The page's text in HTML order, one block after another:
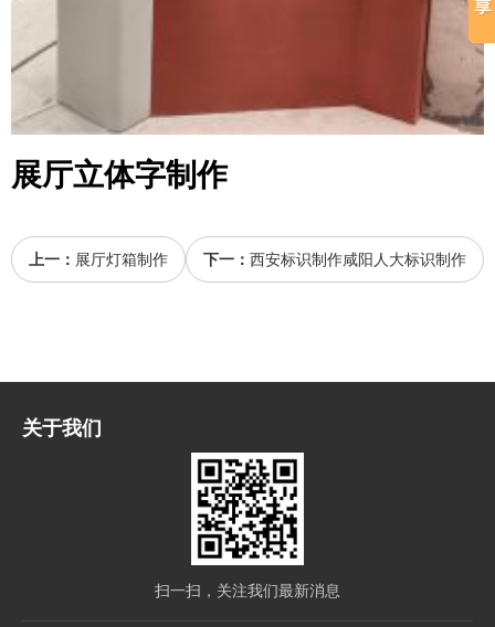
展厅立体字制作
上一： 展厅灯箱制作 下一： 西安标识制作咸阳人大标识制作
关于我们
扫一扫，关注我们最新消息